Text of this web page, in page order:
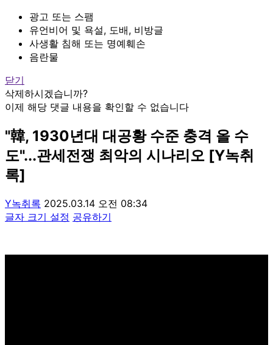
광고 또는 스팸
유언비어 및 욕설, 도배, 비방글
사생활 침해 또는 명예훼손
음란물
닫기
삭제하시겠습니까?
이제 해당 댓글 내용을 확인할 수 없습니다
"韓, 1930년대 대공황 수준 충격 올 수
도"...관세전쟁 최악의 시나리오 [Y녹취
록]
Y녹취록 2025.03.14 오전 08:34
글자 크기 설정 공유하기